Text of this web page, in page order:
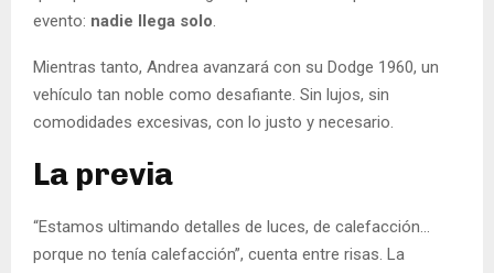
evento: nadie llega solo.
Mientras tanto, Andrea avanzará con su Dodge 1960, un
vehículo tan noble como desafiante. Sin lujos, sin
comodidades excesivas, con lo justo y necesario.
La previa
“Estamos ultimando detalles de luces, de calefacción…
porque no tenía calefacción”, cuenta entre risas. La